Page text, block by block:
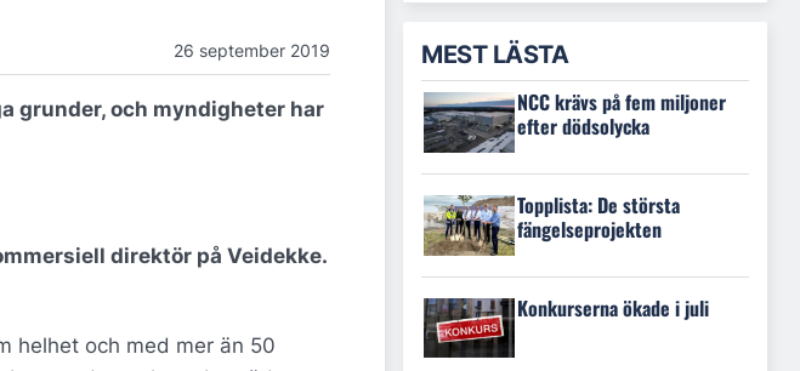
26 september 2019
grunder, och myndigheter har
direktör på Veidekke.
helhet och med mer än 50
MEST LÄSTA
NCC krävs på fem miljoner
efter dödsolycka
Topplista: De största
fängelseprojekten
Konkurserna ökade i juli